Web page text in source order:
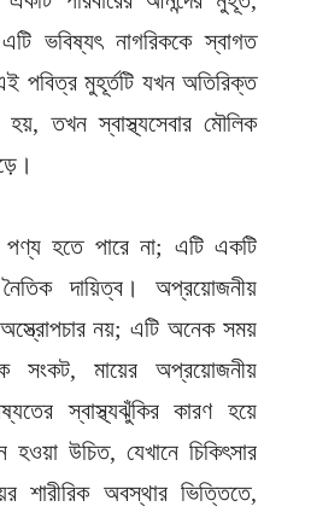
ভবিষ্যৎ নাগরিককে স্বাগত
পবিত্র মুহূর্তটি যখন অতিরিক্ত
হয়, তখন স্বাস্থ্যসেবার মৌলিক
পণ্য হতে পারে না; এটি একটি
দায়িত্ব। অপ্রয়োজনীয়
নয়; এটি অনেক সময়
সংকট, মায়ের অপ্রয়োজনীয়
স্বাস্থ্যঝুঁকির কারণ হয়ে
উচিত, যেখানে চিকিৎসার
শারীরিক অবস্থার ভিত্তিতে,